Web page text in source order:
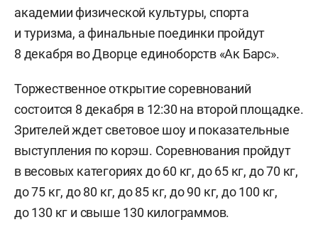
академии физической культуры, спорта
и туризма, а финальные поединки пройдут
8 декабря во Дворце единоборств «Ак Барс».
Торжественное открытие соревнований
состоится 8 декабря в 12:30 на второй площадке.
Зрителей ждет световое шоу и показательные
выступления по корэш. Соревнования пройдут
в весовых категориях до 60 кг, до 65 кг, до 70 кг,
до 75 кг, до 80 кг, до 85 кг, до 90 кг, до 100 кг,
до 130 кг и свыше 130 килограммов.